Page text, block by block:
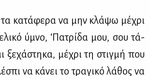
κα­τά­φε­ρα να μην κλά­ψω μέ­χρι
ύμνο, ‘Πα­τρί­δα μου, σου τά­
μέ­χρι τη στιγ­μή που
να κά­νει το τρα­γι­κό λά­θος να